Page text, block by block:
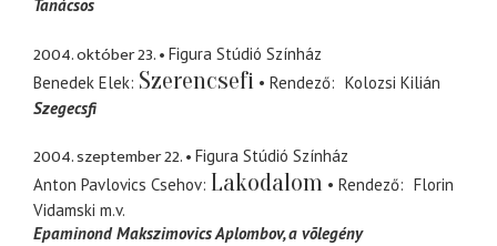
Tanácsos
2004. október 23.
Figura Stúdió Színház
Benedek Elek Szerencsefi Rendező
Kolozsi Kilián
Szegecsfi
2004. szeptember 22.
Figura Stúdió Színház
Anton Pavlovics Csehov Lakodalom Rendező
Florin
Vidamski m.v.
Epaminond Makszimovics Aplombov a võlegény